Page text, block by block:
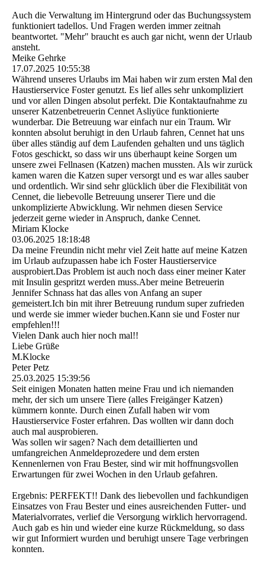
Auch die Verwaltung im Hintergrund oder das Buchungssystem
funktioniert tadellos. Und Fragen werden immer zeitnah
beantwortet. "Mehr" braucht es auch gar nicht, wenn der Urlaub
ansteht.
Meike Gehrke
17.07.2025 10:55:38
Während unseres Urlaubs im Mai haben wir zum ersten Mal den
Haustierservice Foster genutzt. Es lief alles sehr unkompliziert
und vor allen Dingen absolut perfekt. Die Kontaktaufnahme zu
unserer Katzenbetreuerin Cennet Asliyüce funktionierte
wunderbar. Die Betreuung war einfach nur ein Traum. Wir
konnten absolut beruhigt in den Urlaub fahren, Cennet hat uns
über alles ständig auf dem Laufenden gehalten und uns täglich
Fotos geschickt, so dass wir uns überhaupt keine Sorgen um
unsere zwei Fellnasen (Katzen) machen mussten. Als wir zurück
kamen waren die Katzen super versorgt und es war alles sauber
und ordentlich. Wir sind sehr glücklich über die Flexibilität von
Cennet, die liebevolle Betreuung unserer Tiere und die
unkomplizierte Abwicklung. Wir nehmen diesen Service
jederzeit gerne wieder in Anspruch, danke Cennet.
Miriam Klocke
03.06.2025 18:18:48
Da meine Freundin nicht mehr viel Zeit hatte auf meine Katzen
im Urlaub aufzupassen habe ich Foster Haustierservice
ausprobiert.Das Problem ist auch noch dass einer meiner Kater
mit Insulin gespritzt werden muss.Aber meine Betreuerin
Jennifer Schnass hat das alles von Anfang an super
gemeistert.Ich bin mit ihrer Betreuung rundum super zufrieden
und werde sie immer wieder buchen.Kann sie und Foster nur
empfehlen!!!
Vielen Dank auch hier noch mal!!
Liebe Grüße
M.Klocke
Peter Petz
25.03.2025 15:39:56
Seit einigen Monaten hatten meine Frau und ich niemanden
mehr, der sich um unsere Tiere (alles Freigänger Katzen)
kümmern konnte. Durch einen Zufall haben wir vom
Haustierservice Foster erfahren. Das wollten wir dann doch
auch mal ausprobieren.
Was sollen wir sagen? Nach dem detaillierten und
umfangreichen Anmeldeprozedere und dem ersten
Kennenlernen von Frau Bester, sind wir mit hoffnungsvollen
Erwartungen für zwei Wochen in den Urlaub gefahren.
Ergebnis: PERFEKT!! Dank des liebevollen und fachkundigen
Einsatzes von Frau Bester und eines ausreichenden Futter- und
Materialvorrates, verlief die Versorgung wirklich hervorragend.
Auch gab es hin und wieder eine kurze Rückmeldung, so dass
wir gut Informiert wurden und beruhigt unsere Tage verbringen
konnten.